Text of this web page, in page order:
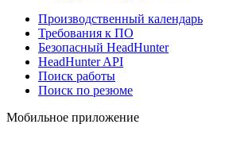
Производственный календарь
Требования к ПО
Безопасный HeadHunter
HeadHunter API
Поиск работы
Поиск по резюме
Мобильное приложение